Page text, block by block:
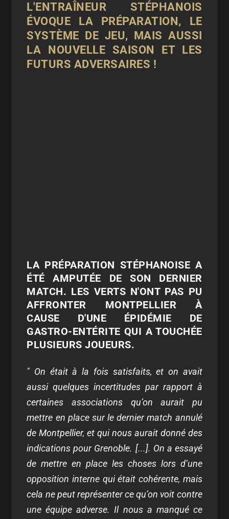
L'ENTRAÎNEUR STÉPHANOIS
ÉVOQUE LA PRÉPARATION, LE
SYSTÈME DE JEU, MAIS AUSSI
LA NOUVELLE SAISON ET LES
FUTURS ADVERSAIRES !
LA PRÉPARATION STÉPHANOISE A
ÉTÉ AMPUTÉE DE SON DERNIER
MATCH. LES VERTS N'ONT PAS PU
AFFRONTER MONTPELLIER À
CAUSE D'UNE ÉPIDÉMIE DE
GASTRO-ENTÉRITE QUI A TOUCHÉE
PLUSIEURS JOUEURS.
" On était à la fois satisfaits, et on avait
aussi quelques incertitudes par rapport à
certaines associations qu’on aurait pu
mettre en place sur le dernier match annulé
de Montpellier, et qui nous aurait donné des
indications pour Grenoble. [...]. On a essayé
de mettre en place les choses lors d’une
opposition interne qui était cohérente, mais
cela ne peut représenter ce qu’on voit contre
une équipe adverse. Il nous a manqué ce